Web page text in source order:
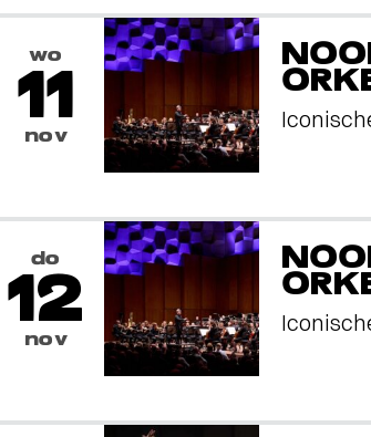
wo
11
nov
do
12
nov